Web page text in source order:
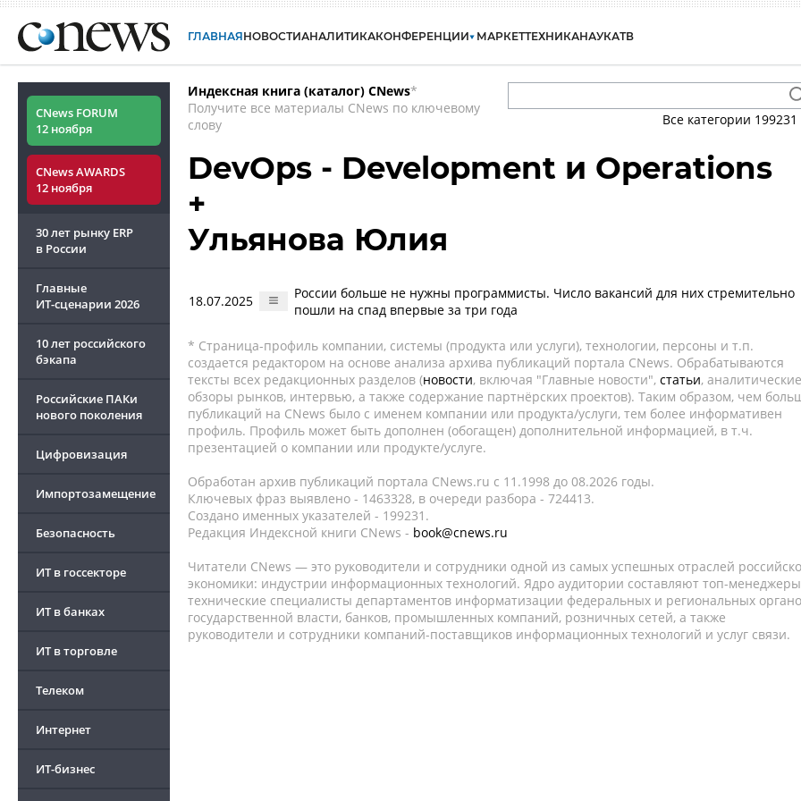
ГЛАВНАЯНОВОСТИАНАЛИТИКАКОНФЕРЕНЦИИ МАРКЕТТЕХНИКАНАУКАТВ
CNews FORUM
12 ноября
CNews AWARDS
12 ноября
30 лет рынку ERP
в России
Главные
ИТ-сценарии 2026
10 лет российского
бэкапа
Российские ПАКи
нового поколения
Цифровизация
Импортозамещение
Безопасность
ИТ в госсекторе
ИТ в банках
ИТ в торговле
Телеком
Интернет
ИТ-бизнес
Индексная книга (каталог) CNews*
Получите все материалы CNews по ключевому
слову
Все категории 199231
DevOps - Development и Operations
+
Ульянова Юлия
18.07.2025
России больше не нужны программисты. Число вакансий для них стремительно
пошли на спад впервые за три года
* Страница-профиль компании, системы (продукта или услуги), технологии, персоны и т.п.
создается редактором на основе анализа архива публикаций портала CNews. Обрабатываются
тексты всех редакционных разделов (новости, включая "Главные новости", статьи, аналитические
обзоры рынков, интервью, а также содержание партнёрских проектов). Таким образом, чем
публикаций на CNews было с именем компании или продукта/услуги, тем более информативен
профиль. Профиль может быть дополнен (обогащен) дополнительной информацией, в т.ч.
презентацией о компании или продукте/услуге.
Обработан архив публикаций портала CNews.ru c 11.1998 до 08.2026 годы.
Ключевых фраз выявлено - 1463328, в очереди разбора - 724413.
Создано именных указателей - 199231.
Редакция Индексной книги CNews - book@cnews.ru
Читатели CNews — это руководители и сотрудники одной из самых успешных отраслей
экономики: индустрии информационных технологий. Ядро аудитории составляют топ-
технические специалисты департаментов информатизации федеральных и региональных
государственной власти, банков, промышленных компаний, розничных сетей, а также
руководители и сотрудники компаний-поставщиков информационных технологий и услуг связи.